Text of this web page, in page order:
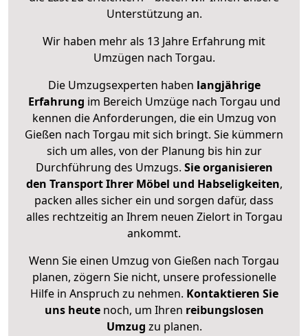
Unterstützung an.
Wir haben mehr als 13 Jahre Erfahrung mit
Umzügen nach Torgau.
Die Umzugsexperten haben langjährige
Erfahrung im Bereich Umzüge nach Torgau und
kennen die Anforderungen, die ein Umzug von
Gießen nach Torgau mit sich bringt. Sie kümmern
sich um alles, von der Planung bis hin zur
Durchführung des Umzugs. Sie organisieren
den Transport Ihrer Möbel und Habseligkeiten,
packen alles sicher ein und sorgen dafür, dass
alles rechtzeitig an Ihrem neuen Zielort in Torgau
ankommt.
Wenn Sie einen Umzug von Gießen nach Torgau
planen, zögern Sie nicht, unsere professionelle
Hilfe in Anspruch zu nehmen. Kontaktieren Sie
uns heutenoch, um Ihren reibungslosen
Umzug zu planen.